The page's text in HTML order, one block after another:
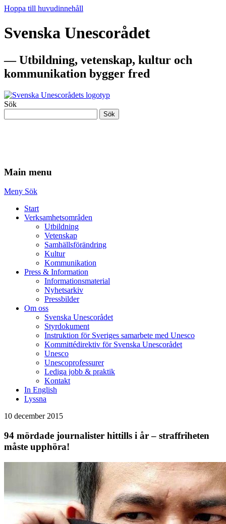
Hoppa till huvudinnehåll
Svenska Unescorådet
— Utbildning, vetenskap, kultur och
kommunikation bygger fred
Sök
Sök
Main menu
Meny Sök
Start
Verksamhetsområden
Utbildning
Vetenskap
Samhällsförändring
Kultur
Kommunikation
Press & Information
Informationsmaterial
Nyhetsarkiv
Pressbilder
Om oss
Svenska Unescorådet
Styrdokument
Instruktion för Sveriges samarbete med Unesco
Kommittédirektiv för Svenska Unescorådet
Unesco
Unescoprofessurer
Lediga jobb & praktik
Kontakt
In English
Lyssna
10 december 2015
94 mördade journalister hittills i år – straffriheten
måste upphöra!